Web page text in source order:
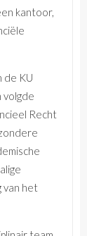
kantoor,
de KU
volgde
Recht
van het